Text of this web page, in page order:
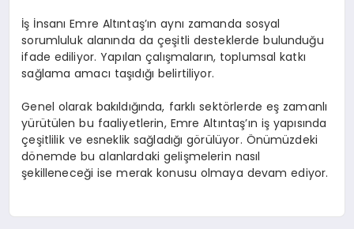
İş İnsanı Emre Altıntaş’ın aynı zamanda sosyal
sorumluluk alanında da çeşitli desteklerde bulunduğu
ifade ediliyor. Yapılan çalışmaların, toplumsal katkı
sağlama amacı taşıdığı belirtiliyor.
Genel olarak bakıldığında, farklı sektörlerde eş zamanlı
yürütülen bu faaliyetlerin, Emre Altıntaş’ın iş yapısında
çeşitlilik ve esneklik sağladığı görülüyor. Önümüzdeki
dönemde bu alanlardaki gelişmelerin nasıl
şekilleneceği ise merak konusu olmaya devam ediyor.